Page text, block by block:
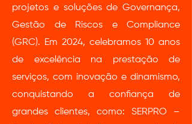
projetos e soluções de Governança,
Gestão de Riscos e Compliance
(GRC). Em 2024, celebramos 10 anos
de excelência na prestação de
serviços, com inovação e dinamismo,
conquistando a confiança de
grandes clientes, como: SERPRO –